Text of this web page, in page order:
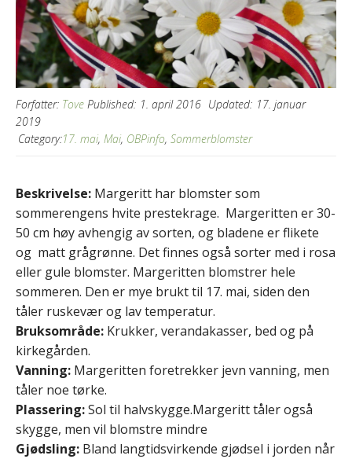
Forfatter: Tove Published: 1. april 2016 Updated: 17. januar
2019
Category:17. mai, Mai, OBPinfo, Sommerblomster
Beskrivelse: Margeritt har blomster som
sommerengens hvite prestekrage. Margeritten er 30-
50 cm høy avhengig av sorten, og bladene er flikete
og matt grågrønne. Det finnes også sorter med i rosa
eller gule blomster. Margeritten blomstrer hele
sommeren. Den er mye brukt til 17. mai, siden den
tåler ruskevær og lav temperatur.
Bruksområde: Krukker, verandakasser, bed og på
kirkegården.
Vanning: Margeritten foretrekker jevn vanning, men
tåler noe tørke.
Plassering:Sol til halvskygge.Margeritt tåler også
skygge, men vil blomstre mindre
Gjødsling: Bland langtidsvirkende gjødsel i jorden når